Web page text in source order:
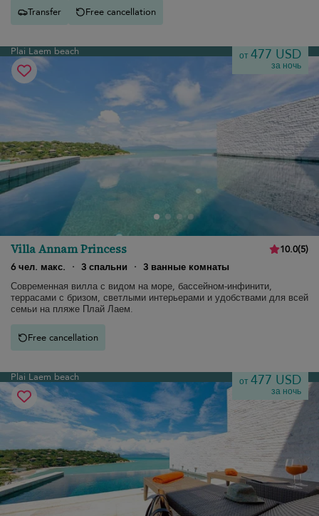
Transfer Free cancellation
Plai Laem beach от477 USD
за ночь
Villa Annam Princess 10.0(5)
6 чел. макс.
· 3 спальни · 3 ванные комнаты
Современная вилла с видом на море, бассейном-инфинити,
террасами с бризом, светлыми интерьерами и удобствами для всей
семьи на пляже Плай Лаем.
Free cancellation
Plai Laem beach от477 USD
за ночь